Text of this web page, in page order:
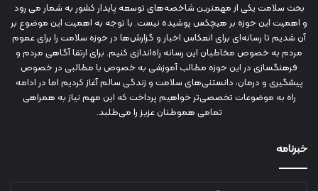
بحث سلامت یکی از مهمترین شاخصه‌های توسعه پایدار کشور به شمار می رود
و اهمیت این حوزه بر هیچکس پوشیده نیست. با توجه به اهمیت این موضوع بر
آن شدیم تا رسانه‌ای برای انعکاس اخبار و گزارش‌ها در حوزه سلامت را برای عموم
مردم به خصوص مخاطبان این رسانه راه‌اندازی کنیم. برای ارتقا آگاهی مردم و
فرهنگسازی در این حوزه مطالب آموزشی به خصوص با مطالبی در خصوص
پیشگیری و درمان، دانستنی‌های سلامت و زندگی سالم آغاز کردیم اما در ادامه
راه به موضوعات تخصصی‌تر خواهیم پرداخت که این مهم نیاز به همراهی
تمامی هموطنان عزیز را می‌طلبد.
خبرنامه